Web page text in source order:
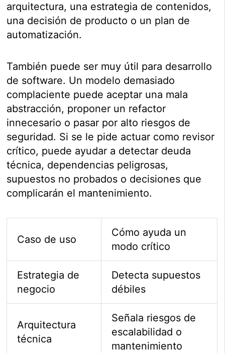
arquitectura, una estrategia de contenidos,
una decisión de producto o un plan de
automatización.
También puede ser muy útil para desarrollo
de software. Un modelo demasiado
complaciente puede aceptar una mala
abstracción, proponer un refactor
innecesario o pasar por alto riesgos de
seguridad. Si se le pide actuar como revisor
crítico, puede ayudar a detectar deuda
técnica, dependencias peligrosas,
supuestos no probados o decisiones que
complicarán el mantenimiento.
Caso de uso
Cómo ayuda un
modo crítico
Estrategia de
negocio
Detecta supuestos
débiles
Arquitectura
técnica
Señala riesgos de
escalabilidad o
mantenimiento